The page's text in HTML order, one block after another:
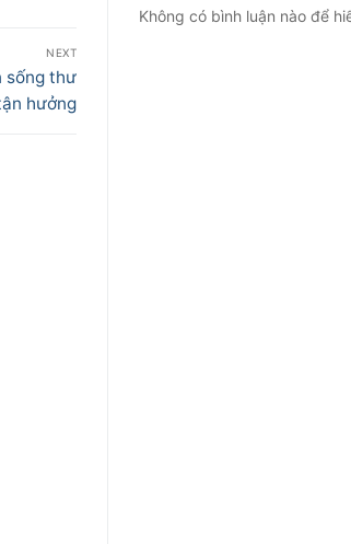
NEXT
sống thư
hưởng
Không có bình luận nào để